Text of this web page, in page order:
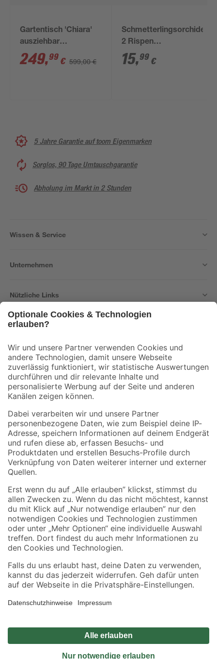
Gartentisch 'Chiara'
ausziehbar
Aluminium/PVC
200/310 x 100 x 75 cm
249,99 € 599,00 €
Schmetterlingsorchidee
2 Rispen
verschiedene Sorten,
9 cm Topf
15,99 €
5 Jahre Garantie auf toom Eigenmarken
Sorglos, 90 Tage Umtauschgarantie
Abholung im Markt in 2 Stunden
Wissen & Service
Unternehmen
Nützliche Links
Der toom Newsletter: Keine Angebote und Aktionen mehr verpassen!
Zur Newsletter Anmeldung
Folge uns
Zahlungsarten Versandarten
Sicher einkaufen
Jetzt die toom-App herunterladen
Alle Preisangaben in EUR inkl. gesetzl. MwSt.. Die dargestellten Angebote sind unter
Umständen nicht in allen Märkten verfügbar. Die angegebenen Verfügbarkeiten beziehen
Produkte nur solange der Vorrat reicht.
*Paketversand ab 59 € versandkostenfrei, gilt nicht für Artikel mit Speditionsversand, hier
Privatsphäre Impressum
Nutzungsbedingungen
Widerrufsrecht
Vertrag widerrufen